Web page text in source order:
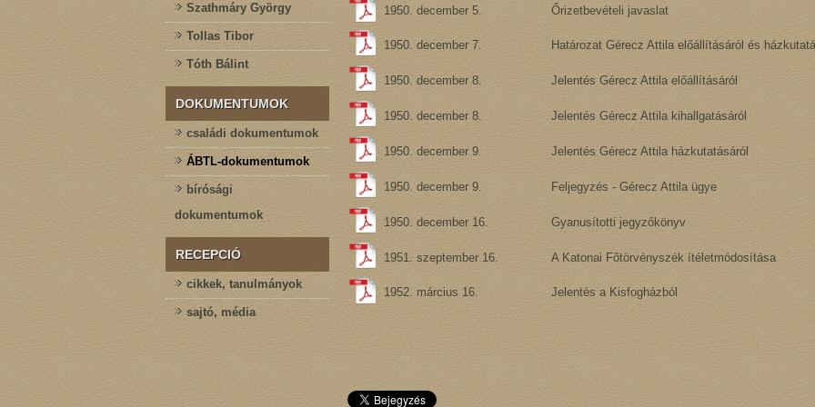
Szathmáry György
Tollas Tibor
Tóth Bálint
DOKUMENTUMOK
családi dokumentumok
ÁBTL-dokumentumok
bírósági
dokumentumok
RECEPCIÓ
cikkek, tanulmányok
sajtó, média
1950. december 5. Őrizetbevételi javaslat
1950. december 7. Határozat Gérecz Attila előállításáról és
1950. december 8. Jelentés Gérecz Attila előállításáról
1950. december 8. Jelentés Gérecz Attila kihallgatásáról
1950. december 9. Jelentés Gérecz Attila házkutatásáról
1950. december 9. Feljegyzés - Gérecz Attila ügye
1950. december 16. Gyanusítotti jegyzőkönyv
1951. szeptember 16. A Katonai Főtörvényszék ítéletmódosítása
1952. március 16. Jelentés a Kisfogházból